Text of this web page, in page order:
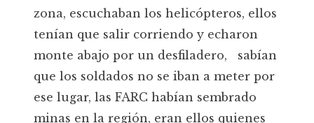
zona, escuchaban los helicópteros, ellos
tenían que salir corriendo y echaron
monte abajo por un desfiladero, sabían
que los soldados no se iban a meter por
ese lugar, las FARC habían sembrado
minas en la región, eran ellos quienes